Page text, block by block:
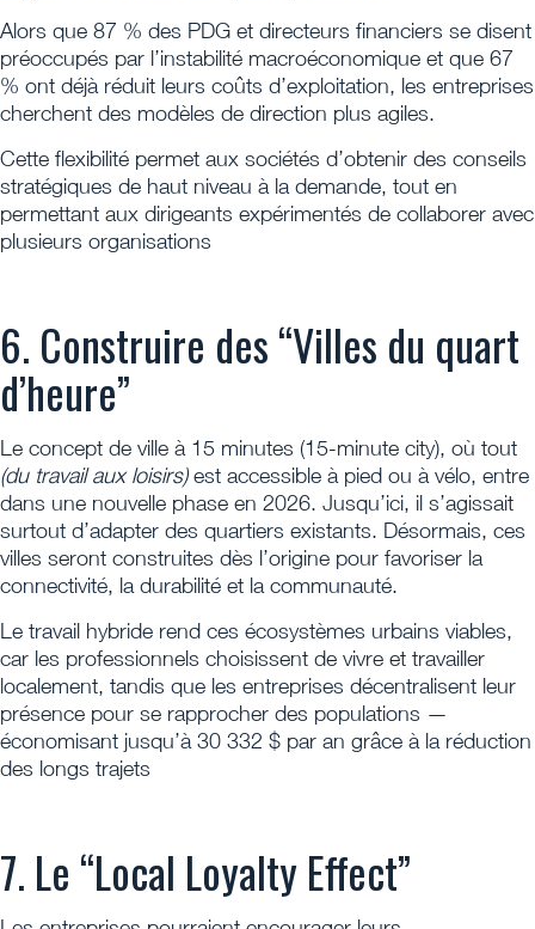
Alors que 87 % des PDG et directeurs financiers se disent
préoccupés par l’instabilité macroéconomique et que 67
% ont déjà réduit leurs coûts d’exploitation, les entreprises
cherchent des modèles de direction plus agiles.
Cette flexibilité permet aux sociétés d’obtenir des conseils
stratégiques de haut niveau à la demande, tout en
permettant aux dirigeants expérimentés de collaborer avec
plusieurs organisations
6. Construire des “Villes du quart
d’heure”
Le concept de ville à 15 minutes (15-minute city), où tout
(du travail aux loisirs)est accessible à pied ou à vélo, entre
dans une nouvelle phase en 2026. Jusqu’ici, il s’agissait
surtout d’adapter des quartiers existants. Désormais, ces
villes seront construites dès l’origine pour favoriser la
connectivité, la durabilité et la communauté.
Le travail hybride rend ces écosystèmes urbains viables,
car les professionnels choisissent de vivre et travailler
localement, tandis que les entreprises décentralisent leur
présence pour se rapprocher des populations —
économisant jusqu’à 30 332 $ par an grâce à la réduction
des longs trajets
7. Le “Local Loyalty Effect”